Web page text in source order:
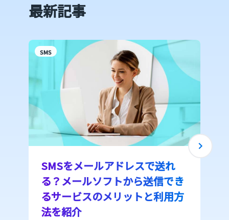
最新記事
SMS
SMSをメールアドレスで送れ
る？メールソフトから送信でき
るサービスのメリットと利用方
法を紹介